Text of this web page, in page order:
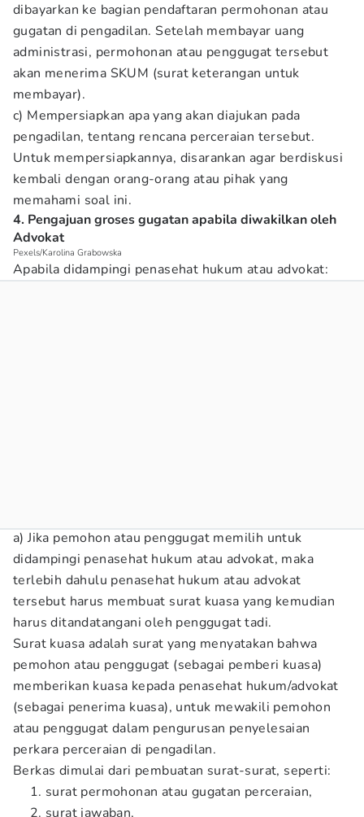
dibayarkan ke bagian pendaftaran permohonan atau
gugatan di pengadilan. Setelah membayar uang
administrasi, permohonan atau penggugat tersebut
akan menerima SKUM (surat keterangan untuk
membayar).
c) Mempersiapkan apa yang akan diajukan pada
pengadilan, tentang rencana perceraian tersebut.
Untuk mempersiapkannya, disarankan agar berdiskusi
kembali dengan orang-orang atau pihak yang
memahami soal ini.
4. Pengajuan groses gugatan apabila diwakilkan oleh
Advokat
Pexels/Karolina Grabowska
Apabila didampingi penasehat hukum atau advokat:
a) Jika pemohon atau penggugat memilih untuk
didampingi penasehat hukum atau advokat, maka
terlebih dahulu penasehat hukum atau advokat
tersebut harus membuat surat kuasa yang kemudian
harus ditandatangani oleh penggugat tadi.
Surat kuasa adalah surat yang menyatakan bahwa
pemohon atau penggugat (sebagai pemberi kuasa)
memberikan kuasa kepada penasehat hukum/advokat
(sebagai penerima kuasa), untuk mewakili pemohon
atau penggugat dalam pengurusan penyelesaian
perkara perceraian di pengadilan.
Berkas dimulai dari pembuatan surat-surat, seperti:
surat permohonan atau gugatan perceraian,
surat jawaban,